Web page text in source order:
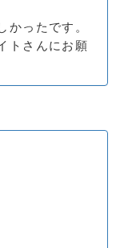
かったです。
トさんにお願